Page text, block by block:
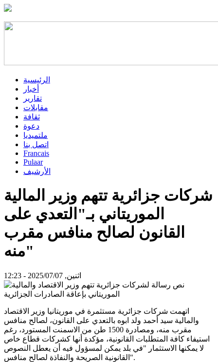
الرئيسية
أخبار
تقارير
مقابلات
ثقافة
دعوة
ملتميديا
اتصل بنا
Francais
Pulaar
الأرشيف
شركات جزائرية تتهم وزير المالية
الموريتاني بـ"التعدي على
القانون لصالح منافس مقرب
منه"
اثنين, 2025/07/07 - 12:23
اتهمت شركات جزائرية مستثمرة في موريتانيا وزير الاقتصاد
والمالية سيد أحمد ولد ابوه بالتعدي على القانون، لصالح منافس
مقرب منه، ومصادرة 1500 طن من الاسمنت المستورد، رغم
استيفاء كافة المتطلبات القانونية، مؤكدة أنها كشركات قطاع خاص
لا يمكنها الاستثمار "في بلد يمكن لمسؤول فيه أن يعطل النصوص
القانونية الصريحة والنفاذة لصالح منافس".